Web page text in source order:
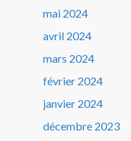
mai 2024
avril 2024
mars 2024
février 2024
janvier 2024
décembre 2023